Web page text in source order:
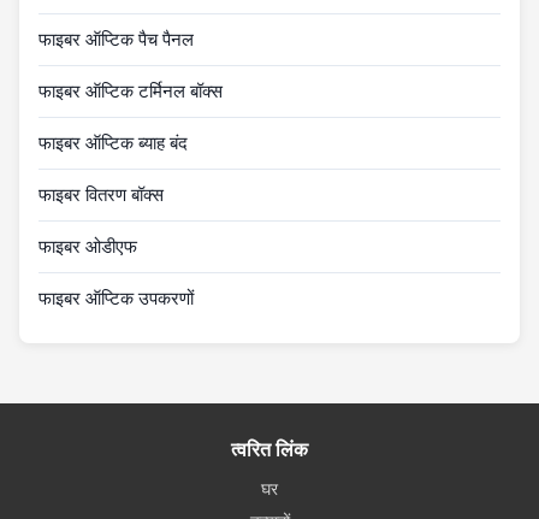
फाइबर ऑप्टिक पैच पैनल
फाइबर ऑप्टिक टर्मिनल बॉक्स
फाइबर ऑप्टिक ब्याह बंद
फाइबर वितरण बॉक्स
फाइबर ओडीएफ
फाइबर ऑप्टिक उपकरणों
त्वरित लिंक
घर